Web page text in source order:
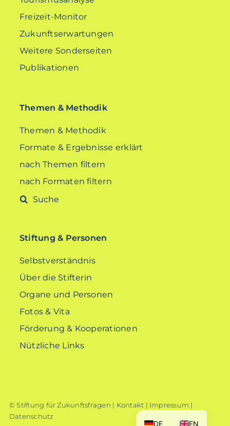
Freizeit-Monitor
Zukunftserwartungen
Weitere Sonderseiten
Publikationen
Themen & Methodik
Themen & Methodik
Formate & Ergebnisse erklärt
nach Themen filtern
nach Formaten filtern
Suche
Stiftung & Personen
Selbstverständnis
Über die Stifterin
Organe und Personen
Fotos & Vita
Förderung & Kooperationen
Nützliche Links
© Stiftung für Zukunftsfragen | Kontakt | Impressum |
Datenschutz
DE EN